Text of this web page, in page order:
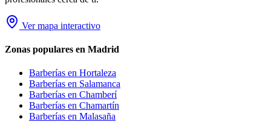
Ver mapa interactivo
Zonas populares en Madrid
Barberías en Hortaleza
Barberías en Salamanca
Barberías en Chamberí
Barberías en Chamartín
Barberías en Malasaña